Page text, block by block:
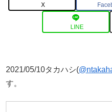
X
LINE
2021/05/10タカハシ(
す。